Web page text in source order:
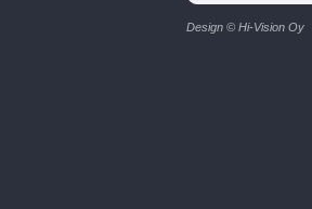
Design © Hi-Vision Oy